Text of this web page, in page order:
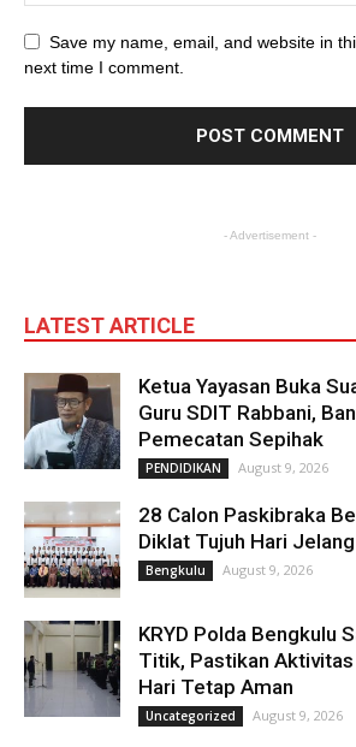
Save my name, email, and website in
next time I comment.
- Advertisement -
LATEST ARTICLE
Ketua Yayasan Buka
Guru SDIT Rabbani,
Pemecatan Sepihak
PENDIDIKAN August 9, 2026
28 Calon Paskibraka
Diklat Tujuh Hari
Bengkulu August 9, 2026
KRYD Polda Bengkulu
Titik, Pastikan Aktivitas
Hari Tetap Aman
Uncategorized August 9, 2026